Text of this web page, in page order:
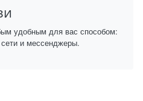
удобным для вас способом:
и мессенджеры.